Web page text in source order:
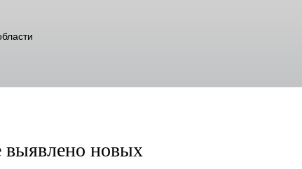
выявлено новых